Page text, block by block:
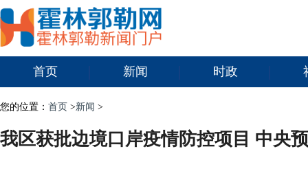
首页 新闻 时政
您的位置： 首页 >新闻 >
我区获批边境口岸疫情防控项目 中央